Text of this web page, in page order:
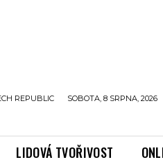
REPUBLIC SOBOTA, 8 SRPNA, 2026
LIDOVÁ TVOŘIVOST